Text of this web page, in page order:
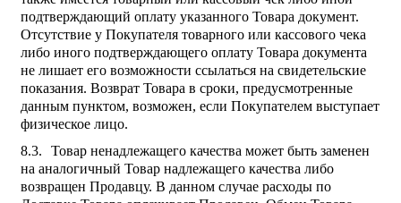
подтверждающий оплату указанного Товара документ.
Отсутствие у Покупателя товарного или кассового чека
либо иного подтверждающего оплату Товара документа
не лишает его возможности ссылаться на свидетельские
показания. Возврат Товара в сроки, предусмотренные
данным пунктом, возможен, если Покупателем выступает
физическое лицо.
Товар ненадлежащего качества может быть заменен
на аналогичный Товар надлежащего качества либо
возвращен Продавцу. В данном случае расходы по